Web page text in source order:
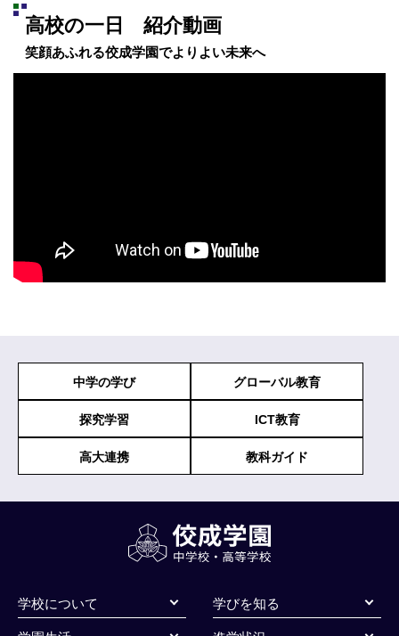
高校の一日 紹介動画
笑顔あふれる佼成学園でよりよい未来へ
中学の学び グローバル教育
探究学習 ICT教育
高大連携 教科ガイド
学校について 学びを知る